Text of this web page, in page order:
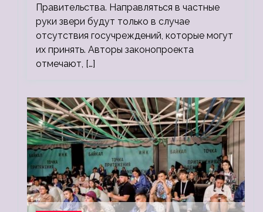
Правительства. Направляться в частные
руки звери будут только в случае
отсутствия госучреждений, которые могут
их принять. Авторы законопроекта
отмечают, […]